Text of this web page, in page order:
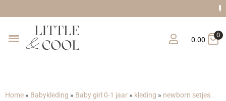
Gratis verzending vanaf
0.00
0
Home » Babykleding » Baby girl 0-1 jaar » kleding » newborn setjes